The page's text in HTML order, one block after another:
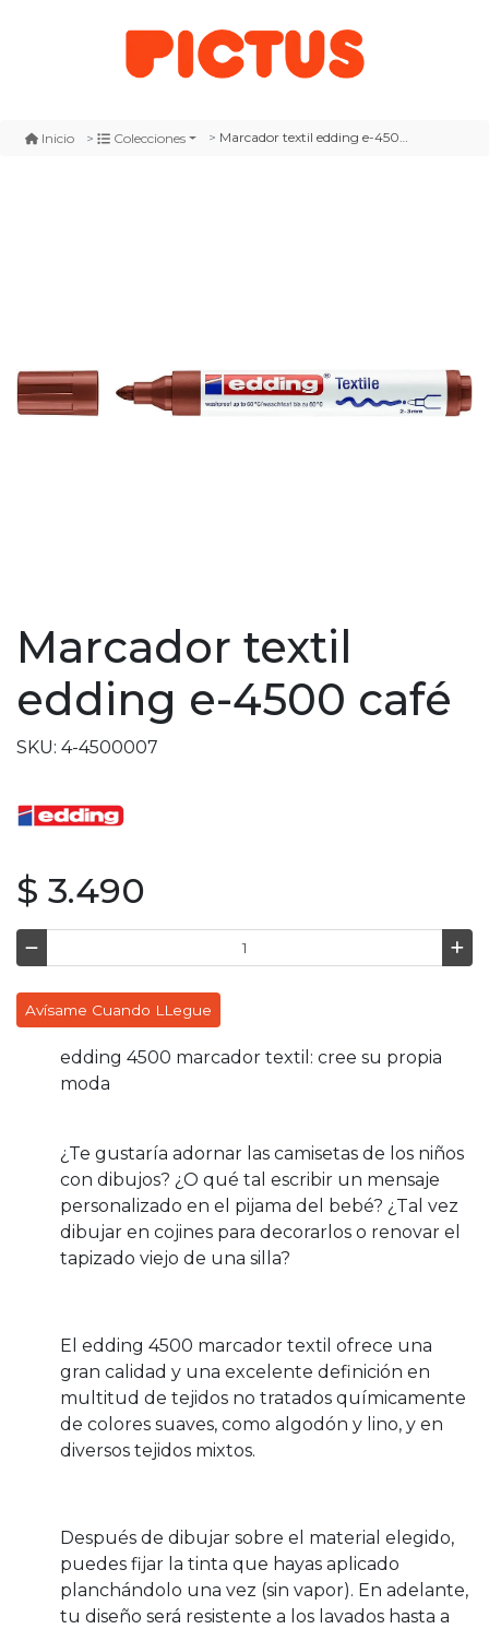
Inicio Colecciones Marcador textil edding e-4500 café
Marcador textil
edding e-4500 café
SKU: 4-4500007
$ 3.490
Avísame Cuando LLegue
edding 4500 marcador textil: cree su propia
moda
¿Te gustaría adornar las camisetas de los niños
con dibujos? ¿O qué tal escribir un mensaje
personalizado en el pijama del bebé? ¿Tal vez
dibujar en cojines para decorarlos o renovar el
tapizado viejo de una silla?
El edding 4500 marcador textil ofrece una
gran calidad y una excelente definición en
multitud de tejidos no tratados químicamente
de colores suaves, como algodón y lino, y en
diversos tejidos mixtos.
Después de dibujar sobre el material elegido,
puedes fijar la tinta que hayas aplicado
planchándolo una vez (sin vapor). En adelante,
tu diseño será resistente a los lavados hasta a